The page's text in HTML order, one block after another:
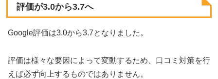
評価が3.0から3.7へ
Google評価は3.0から3.7となりました。
評価は様々な要因によって変動するため、口コミ対策を行
えば必ず向上するものではありません。